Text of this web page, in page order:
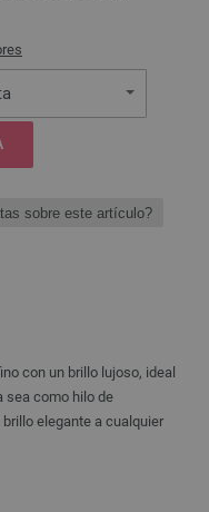
sobre este artículo?
con un brillo lujoso, ideal
sea como hilo de
elegante a cualquier